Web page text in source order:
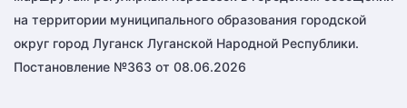
на территории муниципального образования городской
округ город Луганск Луганской Народной Республики.
Постановление №363 от 08.06.2026